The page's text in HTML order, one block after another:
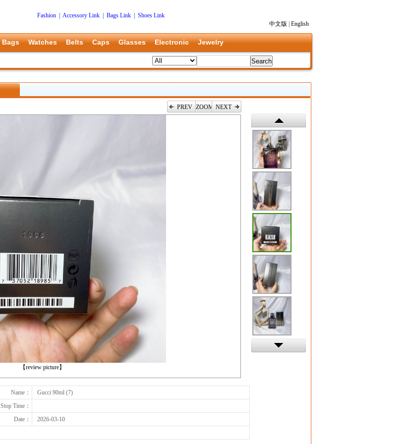
Fashion Accessory Link Bags Link
Shoes Link
中文版
English
Bags Watches Belts Caps Glasses Electronic Jewelry
PREV ZOOM NEXT
【review picture】
下一张
Name：
Gucci 90ml (7)
Stop Time：
Date：
2026-03-10